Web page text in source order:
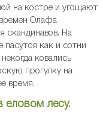
на костре и угощают
времен Олафа
скандинавов. На
пасутся как и сотни
ковались
прогулку на
время.
еловом лесу.